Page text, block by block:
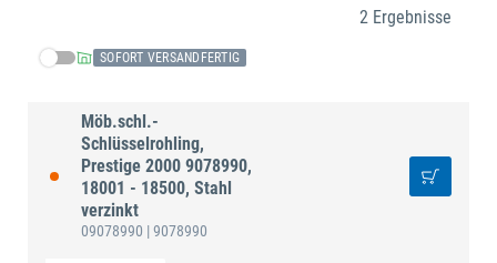
2 Ergebnisse
SOFORT VERSANDFERTIG
Möb.schl.-
Schlüsselrohling,
Prestige 2000 9078990,
18001 - 18500, Stahl
verzinkt
09078990 | 9078990